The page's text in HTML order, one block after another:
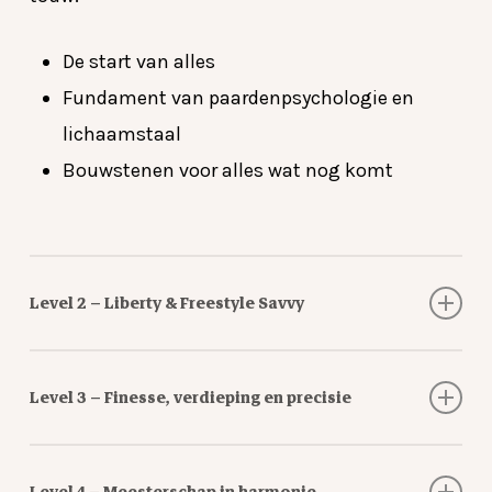
De start van alles
Fundament van paardenpsychologie en
lichaamstaal
Bouwstenen voor alles wat nog komt
Level 2 – Liberty & Freestyle Savvy
ontdekt hoe je je paard op energie, intentie en
Level 3 – Finesse, verdieping en precisie